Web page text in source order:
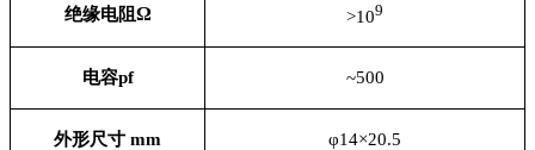
绝缘电阻Ω >109
电容pf ~500
外形尺寸 mm φ14×20.5